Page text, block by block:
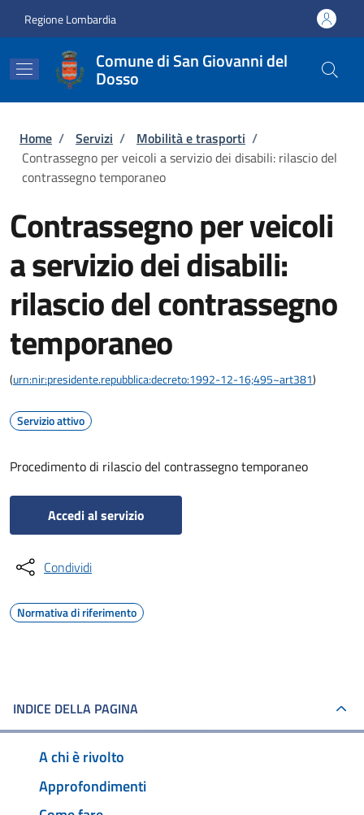
Regione Lombardia
Comune di San Giovanni del
Dosso
Briciole di pane
Home / Servizi / Mobilità e trasporti /
Contrassegno per veicoli a servizio dei disabili: rilascio del
contrassegno temporaneo
Contrassegno per veicoli
a servizio dei disabili:
rilascio del contrassegno
temporaneo
(urn:nir:presidente.repubblica:decreto:1992-12-16;495~art381)
Servizio attivo
Procedimento di rilascio del contrassegno temporaneo
Accedi al servizio
Condividi
Normativa di riferimento
INDICE DELLA PAGINA
A chi è rivolto
Approfondimenti